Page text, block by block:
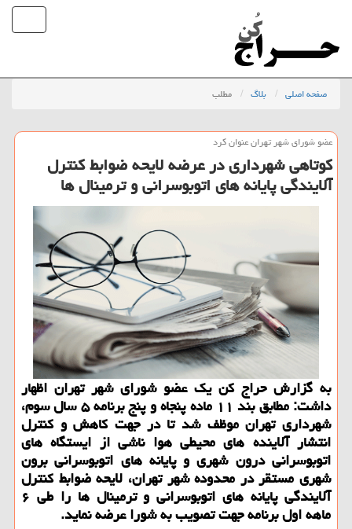
صفحه اصلی بلاگ مطلب
عضو شورای شهر تهران عنوان كرد
كوتاهی شهرداری در عرضه لایحه ضوابط كنترل
آلایندگی پایانه های اتوبوسرانی و ترمینال ها
به گزارش حراج كن یك عضو شورای شهر تهران اظهار
داشت: مطابق بند ۱۱ ماده پنجاه و پنج برنامه ۵ سال سوم،
شهرداری تهران موظف شد تا در جهت كاهش و كنترل
انتشار آلاینده های محیطی هوا ناشی از ایستگاه های
اتوبوسرانی درون شهری و پایانه های اتوبوسرانی برون
شهری مستقر در محدوده شهر تهران، لایحه ضوابط كنترل
آلایندگی پایانه های اتوبوسرانی و ترمینال ها را طی ۶
ماهه اول برنامه جهت تصویب به شورا عرضه نماید.